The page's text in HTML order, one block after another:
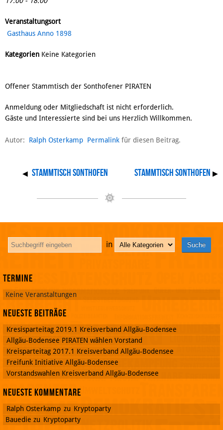
Veranstaltungsort
Gasthaus Anno 1898
Kategorien Keine Kategorien
Offener Stammtisch der Sonthofener PIRATEN
Anmeldung oder Mitgliedschaft ist nicht erforderlich.
Gäste und Interessierte sind bei uns Herzlich Willkommen.
Autor: Ralph Osterkamp Permalink für diesen Beitrag.
◀ Stammtisch Sonthofen Stammtisch Sonthofen ▶
in
Termine
Keine Veranstaltungen
Neueste Beiträge
Kresisparteitag 2019.1 Kreisverband Allgäu-Bodensee
Allgäu-Bodensee PIRATEN wählen Vorstand
Kreisparteitag 2017.1 Kreisverband Allgäu-Bodensee
Freifunk Initiative Allgäu-Bodensee
Vorstandswahlen Kreisverband Allgäu-Bodensee
Neueste Kommentare
Ralph Osterkamp zu Kryptoparty
Bauedie zu Kryptoparty